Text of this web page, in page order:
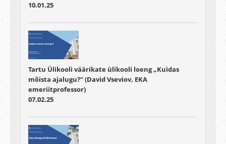
10.01.25
Tartu Ülikooli väärikate ülikooli loeng „Kuidas
mõista ajalugu?“ (David Vseviov, EKA
emeriitprofessor)
07.02.25